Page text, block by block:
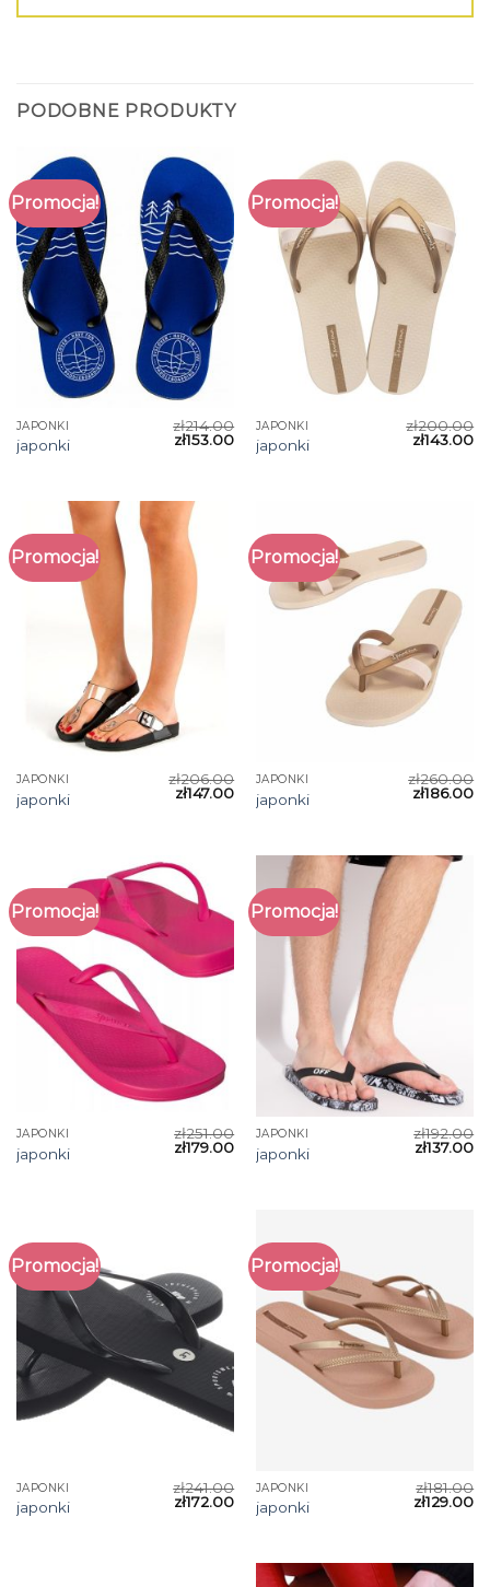
PODOBNE PRODUKTY
Promocja!
JAPONKI
japonki
zł214.00
zł153.00
Promocja!
JAPONKI
japonki
zł200.00
zł143.00
Promocja!
JAPONKI
japonki
zł206.00
zł147.00
Promocja!
JAPONKI
japonki
zł260.00
zł186.00
Promocja!
JAPONKI
japonki
zł251.00
zł179.00
Promocja!
JAPONKI
japonki
zł192.00
zł137.00
Promocja!
JAPONKI
japonki
zł241.00
zł172.00
Promocja!
JAPONKI
japonki
zł181.00
zł129.00